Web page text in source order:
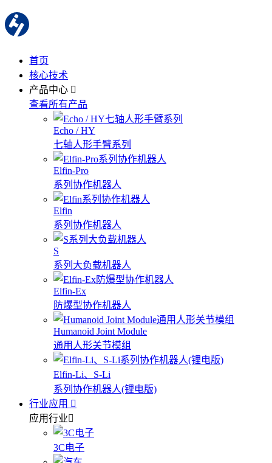
首页
核心技术
产品中心
查看所有产品
Echo / HY
七轴人形手臂系列
Elfin-Pro
系列协作机器人
Elfin
系列协作机器人
S
系列大负载机器人
Elfin-Ex
防爆型协作机器人
Humanoid Joint Module
通用人形关节模组
Elfin-Li、S-Li
系列协作机器人(锂电版)
行业应用
应用行业
3C电子